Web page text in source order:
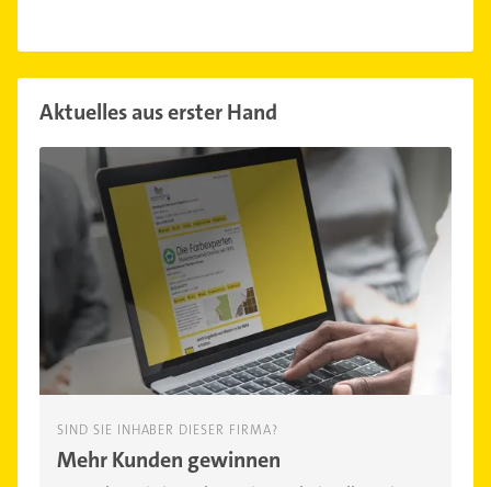
Aktuelles aus erster Hand
SIND SIE INHABER DIESER FIRMA?
Mehr Kunden gewinnen